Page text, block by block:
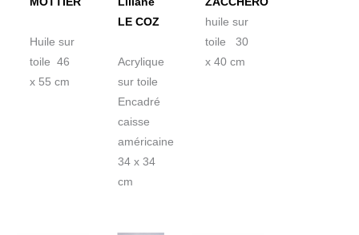
Huile sur
toile 46
x 55 cm
LE COZ
Acrylique
sur toile
Encadré
caisse
américaine
34 x 34
cm
huile sur
toile 30
x 40 cm